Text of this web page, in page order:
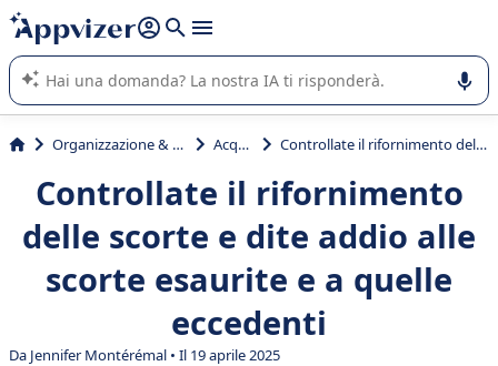
righe con
shift + enter
L'IA di Appvizer vi guida nell'utilizzo o nella scelta di un
software SaaS per la vostra azienda.
Organizzazione & planning Acquisti Controllate il rifornimento delle scorte e dite addio alle scorte esaurite e a quelle eccedenti
Controllate il rifornimento
delle scorte e dite addio alle
scorte esaurite e a quelle
eccedenti
Da Jennifer Montérémal • Il 19 aprile 2025